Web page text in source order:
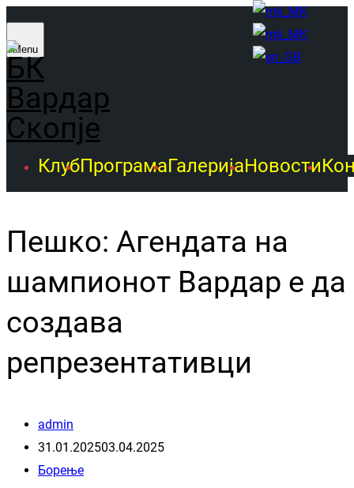
Menu
КлубПрограмаГалеријаНовости
Пешко: Агендата на
шампионот Вардар е да
создава
репрезентативци
admin
31.01.202503.04.2025
Борење